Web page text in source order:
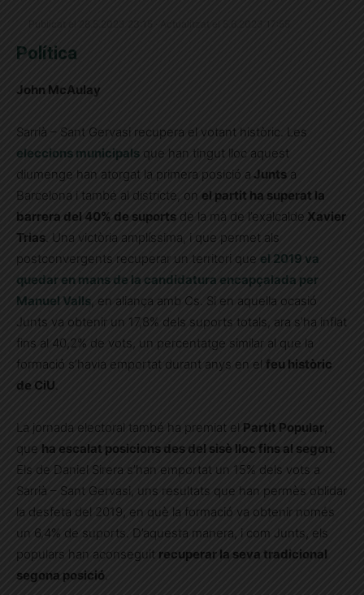
Política
John McAulay
Sarrià – Sant Gervasi recupera el votant històric. Les
eleccions municipals que han tingut lloc aquest
diumenge han atorgat la primera posició a Junts a
Barcelona i també al districte, on el partit ha superat la
barrera del 40% de suports de la mà de l’exalcalde Xavier
Trias . Una victòria amplíssima, i que permet als
postconvergents recuperar un territori que el 2019 va
quedar en mans de la candidatura encapçalada per
Manuel Valls, en aliança amb Cs. Si en aquella ocasió
Junts va obtenir un 17,8% dels suports totals, ara s’ha inflat
fins al 40,2% de vots, un percentatge similar al que la
formació s’havia emportat durant anys en el feu històric
de CiU.
La jornada electoral també ha premiat el Partit Popular,
que ha escalat posicions des del sisè lloc fins al segon.
Els de Daniel Sirera s’han emportat un 15% dels vots a
Sarrià – Sant Gervasi, uns resultats que han permès oblidar
la desfeta del 2019, en què la formació va obtenir només
un 6,4% de suports. D’aquesta manera, i com Junts, els
populars han aconseguit recuperar la seva tradicional
segona posició